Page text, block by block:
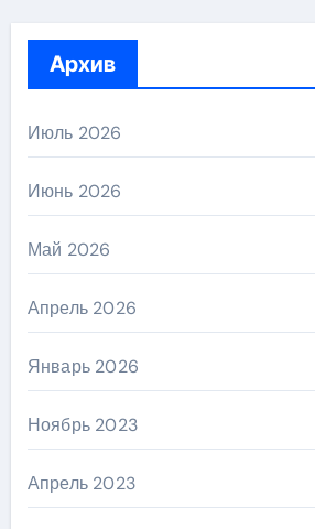
Архив
Июль 2026
Июнь 2026
Май 2026
Апрель 2026
Январь 2026
Ноябрь 2023
Апрель 2023